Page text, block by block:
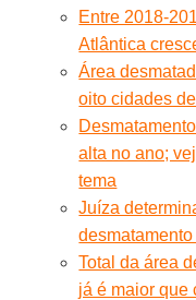
Entre 2018-
Atlântica
Área
oito cidades
alta no ano;
tema
Juíza
Total da área
já é maior que